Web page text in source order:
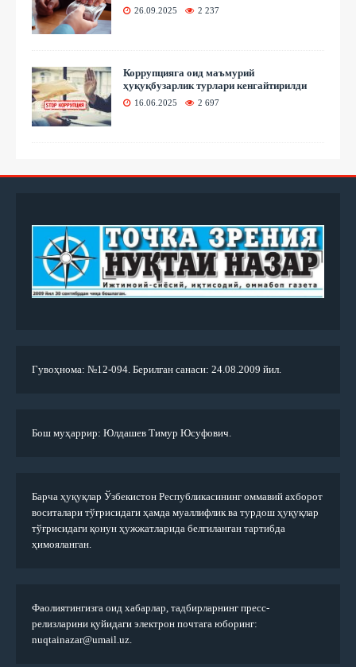
26.09.2025 2 237
Коррупцияга оид маъмурий
ҳуқуқбузарлик турлари кенгайтирилди
16.06.2025 2 697
Гувоҳнома: №12-094. Берилган санаси: 24.08.2009 йил.
Бош муҳаррир: Юлдашев Тимур Юсуфович.
Барча ҳуқуқлар Ўзбекистон Республикасининг оммавий ахборот
воситалари тўғрисидаги ҳамда муаллифлик ва турдош ҳуқуқлар
тўғрисидаги қонун ҳужжатларида белгиланган тартибда
ҳимояланган.
Фаолиятингизга оид хабарлар, тадбирларнинг пресс-
релизларини қуйидаги электрон почтага юборинг:
nuqtainazar@umail.uz.